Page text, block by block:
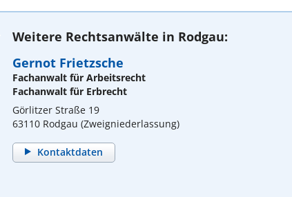
Weitere Rechtsanwälte in Rodgau:
Gernot Frietzsche
Fachanwalt für Arbeitsrecht
Fachanwalt für Erbrecht
Görlitzer Straße 19
63110 Rodgau (Zweigniederlassung)
Kontaktdaten